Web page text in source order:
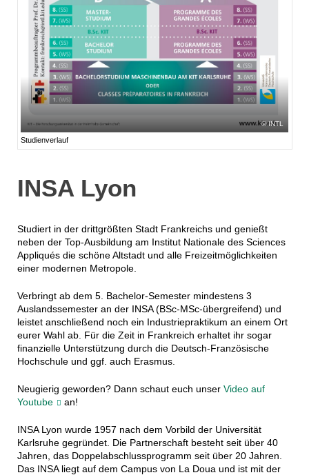
INTL
Studienverlauf
INSA Lyon
Studiert in der drittgrößten Stadt Frankreichs und genießt
neben der Top-Ausbildung am Institut Nationale des Sciences
Appliqués die schöne Altstadt und alle Freizeitmöglichkeiten
einer modernen Metropole.
Verbringt ab dem 5. Bachelor-Semester mindestens 3
Auslandssemester an der INSA (BSc-MSc-übergreifend) und
leistet anschließend noch ein Industriepraktikum an einem Ort
eurer Wahl ab. Für die Zeit in Frankreich erhaltet ihr sogar
finanzielle Unterstützung durch die Deutsch-Französische
Hochschule und ggf. auch Erasmus.
Neugierig geworden? Dann schaut euch unser Video auf
Youtube
an!
INSA Lyon wurde 1957 nach dem Vorbild der Universität
Karlsruhe gegründet. Die Partnerschaft besteht seit über 40
Jahren, das Doppelabschlussprogramm seit über 20 Jahren.
Das INSA liegt auf dem Campus von La Doua und ist mit der